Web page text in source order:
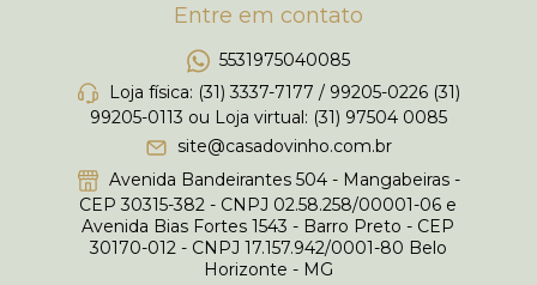
Entre em contato
5531975040085
Loja física: (31) 3337-7177 / 99205-0226 (31)
99205-0113 ou Loja virtual: (31) 97504 0085
site@casadovinho.com.br
Avenida Bandeirantes 504 - Mangabeiras -
CEP 30315-382 - CNPJ 02.58.258/00001-06 e
Avenida Bias Fortes 1543 - Barro Preto - CEP
30170-012 - CNPJ 17.157.942/0001-80 Belo
Horizonte - MG